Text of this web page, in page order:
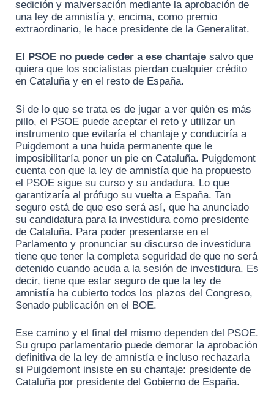
sedición y malversación mediante la aprobación de
una ley de amnistía y, encima, como premio
extraordinario, le hace presidente de la Generalitat.
El PSOE no puede ceder a ese chantaje salvo que
quiera que los socialistas pierdan cualquier crédito
en Cataluña y en el resto de España.
Si de lo que se trata es de jugar a ver quién es más
pillo, el PSOE puede aceptar el reto y utilizar un
instrumento que evitaría el chantaje y conduciría a
Puigdemont a una huida permanente que le
imposibilitaría poner un pie en Cataluña. Puigdemont
cuenta con que la ley de amnistía que ha propuesto
el PSOE sigue su curso y su andadura. Lo que
garantizaría al prófugo su vuelta a España. Tan
seguro está de que eso será así, que ha anunciado
su candidatura para la investidura como presidente
de Cataluña. Para poder presentarse en el
Parlamento y pronunciar su discurso de investidura
tiene que tener la completa seguridad de que no será
detenido cuando acuda a la sesión de investidura. Es
decir, tiene que estar seguro de que la ley de
amnistía ha cubierto todos los plazos del Congreso,
Senado publicación en el BOE.
Ese camino y el final del mismo dependen del PSOE.
Su grupo parlamentario puede demorar la aprobación
definitiva de la ley de amnistía e incluso rechazarla
si Puigdemont insiste en su chantaje: presidente de
Cataluña por presidente del Gobierno de España.